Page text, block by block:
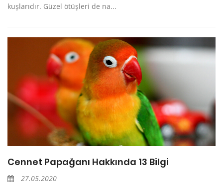
kuşlarıdır. Güzel ötüşleri de na...
Cennet Papağanı Hakkında 13 Bilgi
27.05.2020